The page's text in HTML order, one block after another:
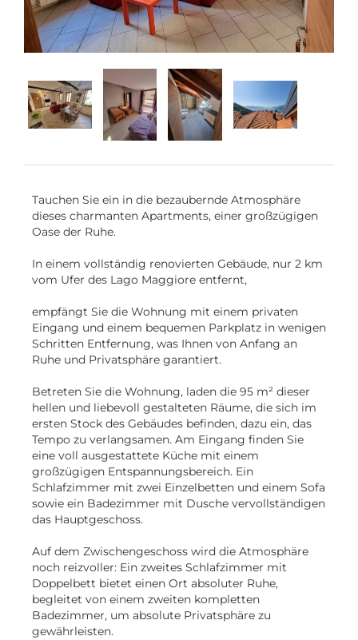
Deutsch
Tauchen Sie ein in die bezaubernde Atmosphäre
dieses charmanten Apartments, einer großzügigen
Oase der Ruhe.
In einem vollständig renovierten Gebäude, nur 2 km
vom Ufer des Lago Maggiore entfernt,
empfängt Sie die Wohnung mit einem privaten
Eingang und einem bequemen Parkplatz in wenigen
Schritten Entfernung, was Ihnen von Anfang an
Ruhe und Privatsphäre garantiert.
Betreten Sie die Wohnung, laden die 95 m² dieser
hellen und liebevoll gestalteten Räume, die sich im
ersten Stock des Gebäudes befinden, dazu ein, das
Tempo zu verlangsamen. Am Eingang finden Sie
eine voll ausgestattete Küche mit einem
großzügigen Entspannungsbereich. Ein
Schlafzimmer mit zwei Einzelbetten und einem Sofa
sowie ein Badezimmer mit Dusche vervollständigen
das Hauptgeschoss.
Auf dem Zwischengeschoss wird die Atmosphäre
noch reizvoller: Ein zweites Schlafzimmer mit
Doppelbett bietet einen Ort absoluter Ruhe,
begleitet von einem zweiten kompletten
Badezimmer, um absolute Privatsphäre zu
gewährleisten.